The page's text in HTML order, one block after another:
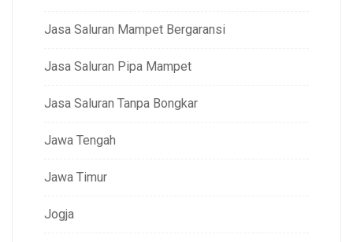
Jasa Saluran Mampet Bergaransi
Jasa Saluran Pipa Mampet
Jasa Saluran Tanpa Bongkar
Jawa Tengah
Jawa Timur
Jogja